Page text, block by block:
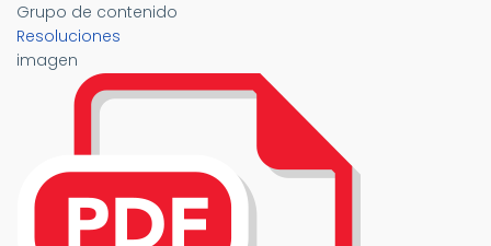
Grupo de contenido
Resoluciones
imagen